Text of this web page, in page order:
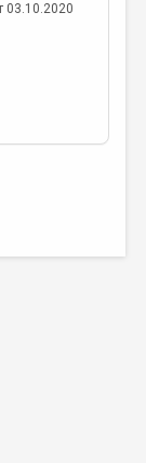
03.10.2020